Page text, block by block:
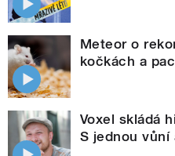
Meteor o
kočkách a
Voxel skládá
S jednou vůní